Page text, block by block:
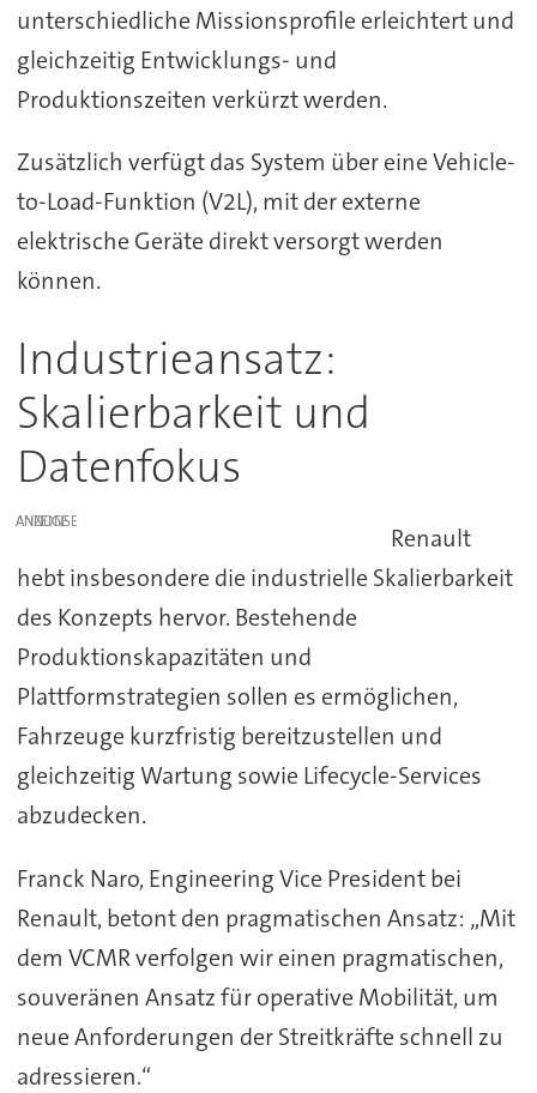
unterschiedliche Missionsprofile erleichtert und
gleichzeitig Entwicklungs- und
Produktionszeiten verkürzt werden.
Zusätzlich verfügt das System über eine Vehicle-
to-Load-Funktion (V2L), mit der externe
elektrische Geräte direkt versorgt werden
können.
Industrieansatz:
Skalierbarkeit und
Datenfokus
ANZEIGE
Renault
hebt insbesondere die industrielle Skalierbarkeit
des Konzepts hervor. Bestehende
Produktionskapazitäten und
Plattformstrategien sollen es ermöglichen,
Fahrzeuge kurzfristig bereitzustellen und
gleichzeitig Wartung sowie Lifecycle-Services
abzudecken.
Franck Naro, Engineering Vice President bei
Renault, betont den pragmatischen Ansatz: „Mit
dem VCMR verfolgen wir einen pragmatischen,
souveränen Ansatz für operative Mobilität, um
neue Anforderungen der Streitkräfte schnell zu
adressieren.“